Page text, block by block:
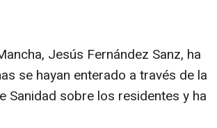
Jesús Fernández Sanz, ha
se hayan enterado a través de la
Sanidad sobre los residentes y ha